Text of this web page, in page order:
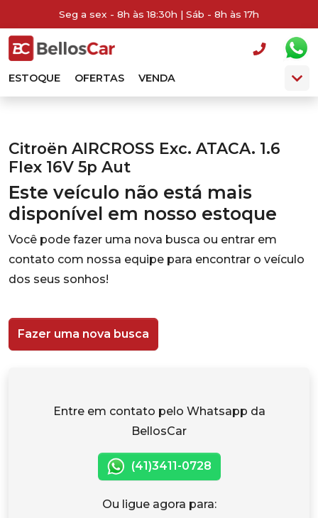
Seg a sex - 8h às 18:30h | Sáb - 8h às 17h
ESTOQUE OFERTAS VENDA
Citroën AIRCROSS Exc. ATACA. 1.6
Flex 16V 5p Aut
Este veículo não está mais
disponível em nosso estoque
Você pode fazer uma nova busca ou entrar em
contato com nossa equipe para encontrar o veículo
dos seus sonhos!
Fazer uma nova busca
Entre em contato pelo Whatsapp da
BellosCar
(41)3411-0728
Ou ligue agora para: